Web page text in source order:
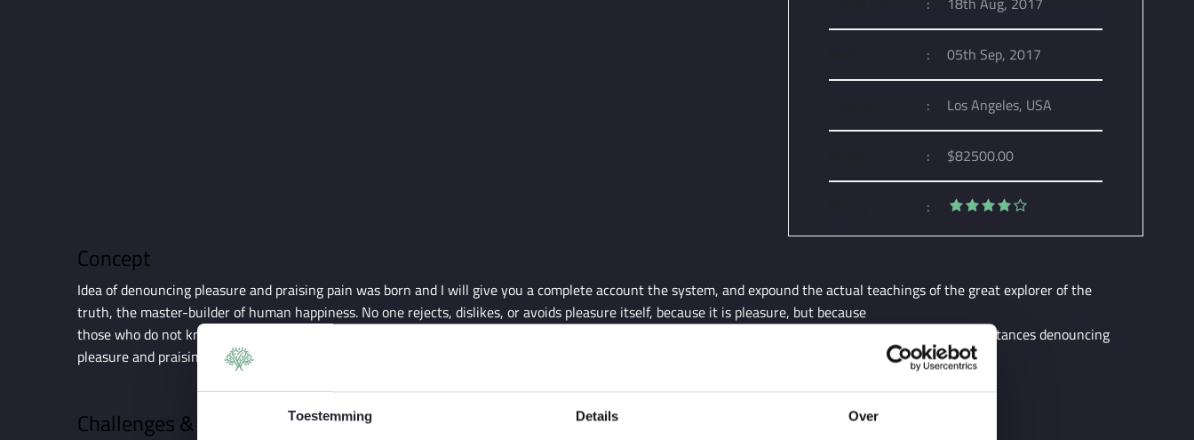
Toestemming Details Over
: 05th Sep, 2017
: Los Angeles, USA
: $82500.00
:
Concept
Idea of denouncing pleasure and praising pain was born and I will give you a complete account the system, and expound the actual teachings of the great explorer of the
truth, the master-builder of human happiness. No one rejects, dislikes, or avoids pleasure itself, because it is pleasure, but because
those who do not know how to pursue pleasure rationally encounter consequences that are extremely who pursues or but because occasionally circumstances denouncing
pleasure and praising pain was born completed.
Challenges & Solutions